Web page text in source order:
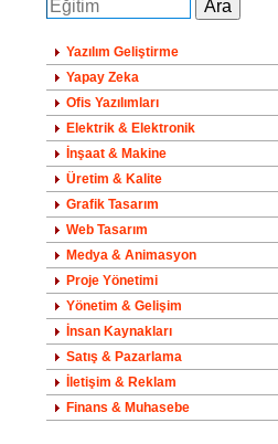
Yazılım Geliştirme
Yapay Zeka
Ofis Yazılımları
Elektrik & Elektronik
İnşaat & Makine
Üretim & Kalite
Grafik Tasarım
Web Tasarım
Medya & Animasyon
Proje Yönetimi
Yönetim & Gelişim
İnsan Kaynakları
Satış & Pazarlama
İletişim & Reklam
Finans & Muhasebe